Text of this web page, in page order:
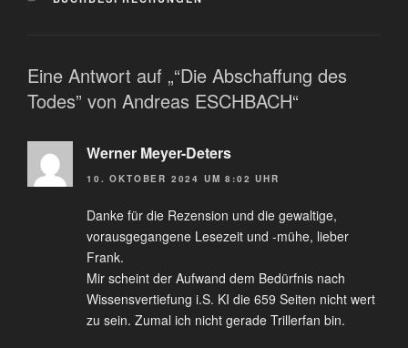
Eine Antwort auf „“Die Abschaffung des
Todes” von Andreas ESCHBACH“
Werner Meyer-Deters
10. OKTOBER 2024 UM 8:02 UHR
Danke für die Rezension und die gewaltige,
vorausgegangene Lesezeit und -mühe, lieber
Frank.
Mir scheint der Aufwand dem Bedürfnis nach
Wissensvertiefung i.S. KI die 659 Seiten nicht wert
zu sein. Zumal ich nicht gerade Trillerfan bin.